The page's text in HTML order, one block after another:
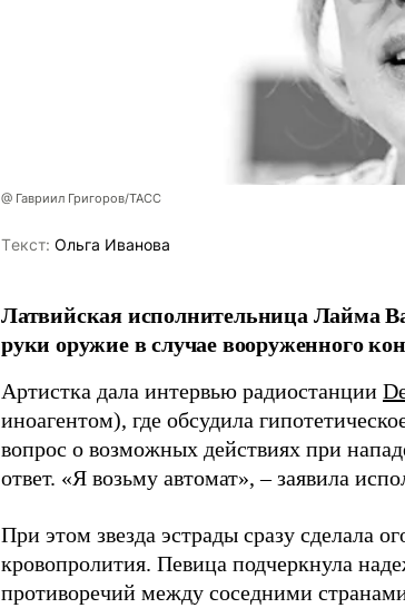
@ Гавриил Григоров/ТАСС
Tекст: Ольга Иванова
Латвийская исполнительница Лайма
руки оружие в случае вооруженного
Артистка дала интервью радиостанции
иноагентом), где обсудила
вопрос о возможных действиях при
ответ. «Я возьму автомат», – заявила
При этом звезда эстрады сразу сделала
кровопролития. Певица подчеркнула
противоречий между соседними